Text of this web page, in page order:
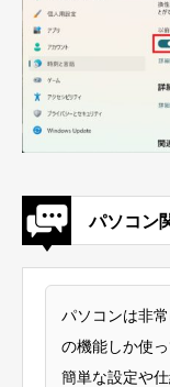
パソコン
パソコンは非
の機能しか使っ
簡単な設定や